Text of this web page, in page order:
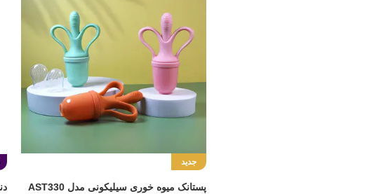
جدید
پستانک میوه خوری سیلیکونی مدل AST330